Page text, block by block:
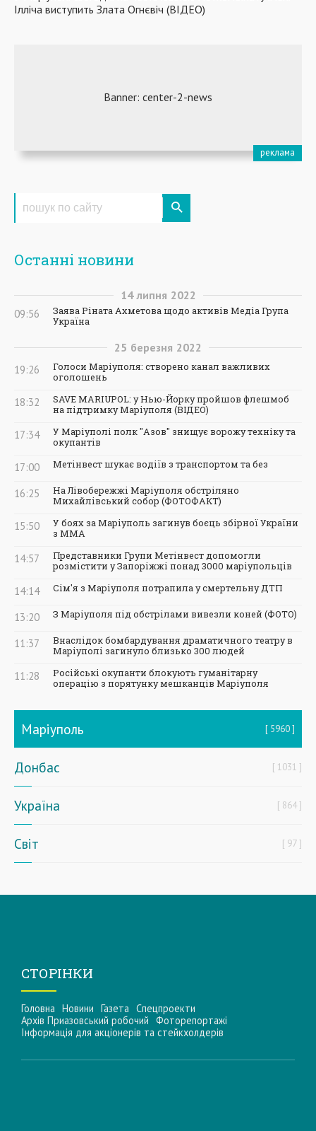
Ілліча виступить Злата Огнєвіч (ВІДЕО)
Останні новини
14 липня 2022
09:56
Заява Ріната Ахметова щодо активів Медіа Група
Україна
25 березня 2022
19:26
Голоси Маріуполя: створено канал важливих
оголошень
18:32
SAVE MARIUPOL: у Нью-Йорку пройшов флешмоб
на підтримку Маріуполя (ВІДЕО)
17:34
У Маріуполі полк "Азов" знищує ворожу техніку та
окупантів
17:00 Метінвест шукає водіїв з транспортом та без
16:25
На Лівобережжі Маріуполя обстріляно
Михайлівський собор (ФОТОФАКТ)
15:50
У боях за Маріуполь загинув боєць збірної України
з ММА
14:57
Представники Групи Метінвест допомогли
розмістити у Запоріжжі понад 3000 маріупольців
14:14 Сім'я з Маріуполя потрапила у смертельну ДТП
13:20 З Маріуполя під обстрілами вивезли коней (ФОТО)
11:37
Внаслідок бомбардування драматичного театру в
Маріуполі загинуло близько 300 людей
11:28
Російські окупанти блокують гуманітарну
операцію з порятунку мешканців Маріуполя
Маріуполь 5960
Донбас 1031
Україна 864
Світ 97
СТОРІНКИ
Головна Новини Газета Спецпроекти
Архів Приазовський робочий Фоторепортажі
Інформацiя для акцiонерiв та стейкхолдерiв